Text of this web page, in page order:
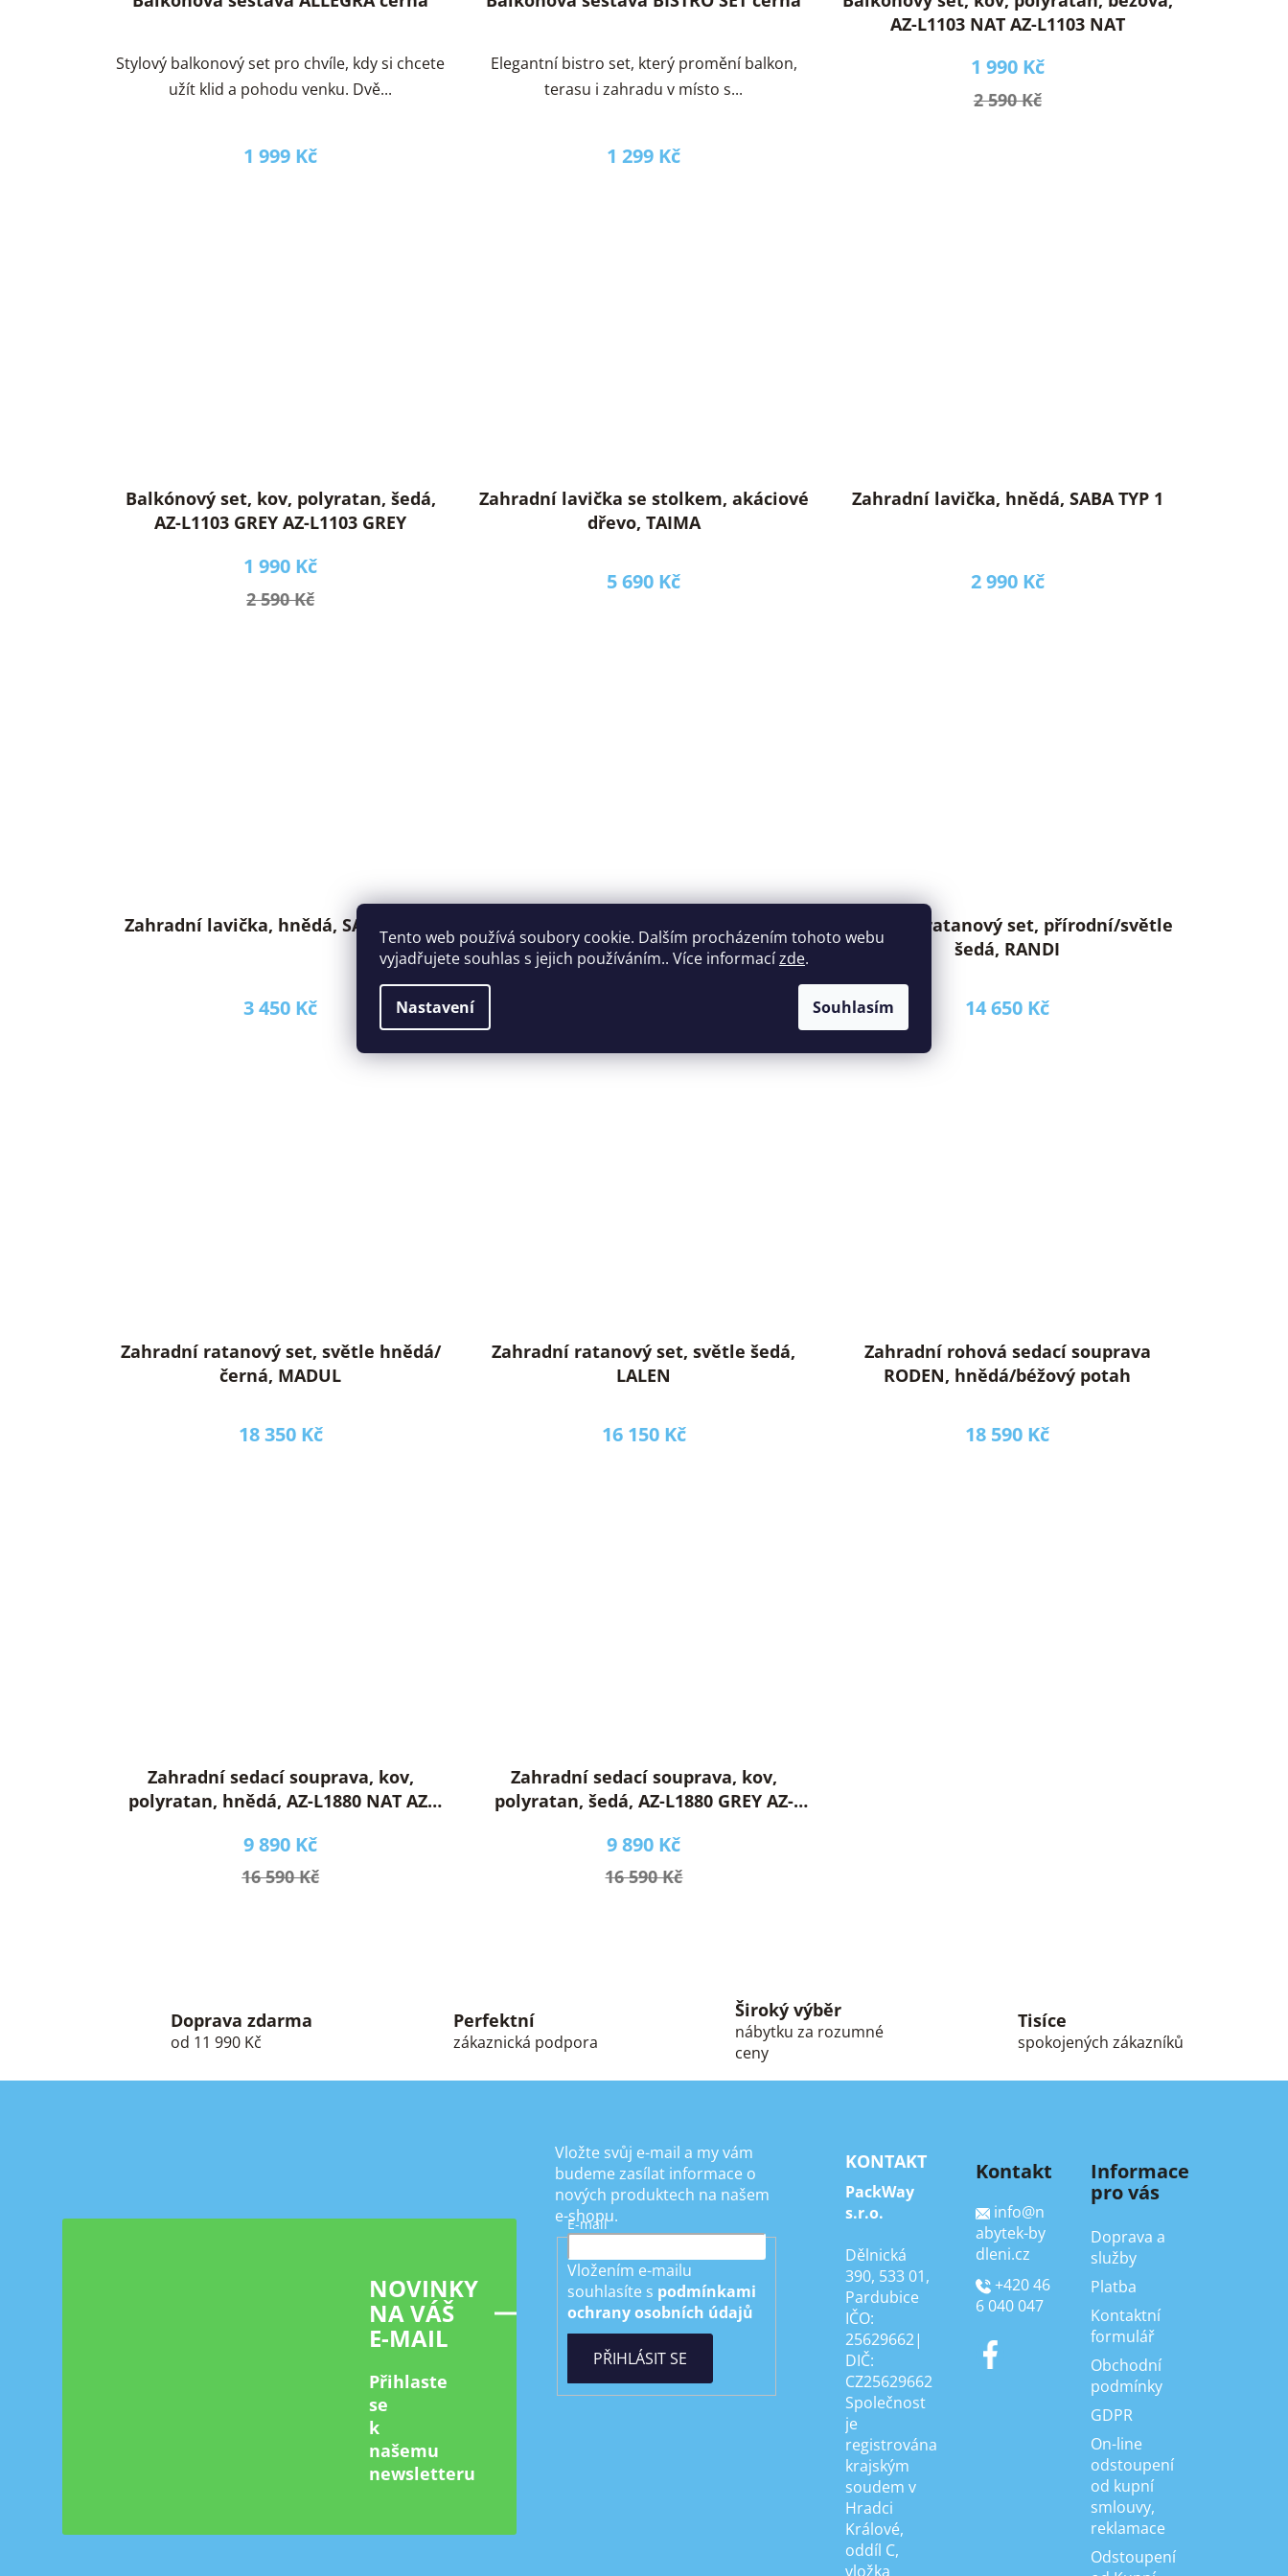
Tento web používá soubory cookie. Dalším procházením tohoto webu
vyjadřujete souhlas s jejich používáním.. Více informacízde.
Nastavení Souhlasím
1 999 Kč
Stylový balkonový set pro chvíle, kdy si chcete
užít klid a pohodu venku. Dvě...
1 299 Kč
Elegantní bistro set, který promění balkon,
terasu i zahradu v místo s...
AZ-L1103 NAT AZ-L1103 NAT
1 990 Kč
2 590 Kč
Balkónový set, kov, polyratan, šedá,
AZ-L1103 GREY AZ-L1103 GREY
1 990 Kč
2 590 Kč
Zahradní lavička se stolkem, akáciové
dřevo, TAIMA
5 690 Kč
Zahradní lavička, hnědá, SABA TYP 1
2 990 Kč
Zahradní lavička, hnědá, SABA TYP 2
3 450 Kč
Zahradní ratanová pohovka,
šedá/přírodní, MALORY
Zahradní ratanový set, přírodní/světle
šedá, RANDI
14 650 Kč
Zahradní ratanový set, světle hnědá/
černá, MADUL
18 350 Kč
Zahradní ratanový set, světle šedá,
LALEN
16 150 Kč
Zahradní rohová sedací souprava
RODEN, hnědá/béžový potah
18 590 Kč
Zahradní sedací souprava, kov,
polyratan, hnědá, AZ-L1880 NAT AZ-
9 890 Kč
16 590 Kč
Zahradní sedací souprava, kov,
polyratan, šedá, AZ-L1880 GREY AZ-
9 890 Kč
16 590 Kč
k
y
v
p
i
s
u
Doprava zdarma
od 11 990 Kč
Perfektní
zákaznická podpora
Široký výběr
nábytku za rozumné
ceny
Tisíce
spokojených zákazníků
NOVINKY
NA VÁŠ
E-MAIL
Přihlaste
se
k
našemu
newsletteru
Vložte svůj e-mail a my vám
budeme zasílat informace o
nových produktech na našem
e-shopu.
E-mail
Vložením e-mailu
souhlasíte s podmínkami
ochrany osobních údajů
PŘIHLÁSIT SE
KONTAKT
PackWay
s.r.o.
Dělnická
390, 533 01,
Pardubice
IČO:
25629662|
DIČ:
CZ25629662
Společnost
je
registrována
krajským
soudem v
Hradci
Králové,
oddíl C,
vložka
Kontakt
info@n
abytek-by
dleni.cz
+420 46
6 040 047
Informace
pro vás
Doprava a
služby
Platba
Kontaktní
formulář
Obchodní
podmínky
GDPR
On-line
odstoupení
od kupní
smlouvy,
reklamace
Odstoupení